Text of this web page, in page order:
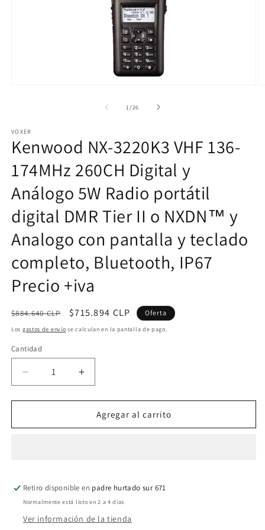
una
ventana
modal
1 /de
26
VOXER
Kenwood NX-3220K3 VHF 136-
174MHz 260CH Digital y
Análogo 5W Radio portátil
digital DMR Tier II o NXDN™ y
Analogo con pantalla y teclado
completo, Bluetooth, IP67
Precio +iva
Precio
habitual
$884.640 CLP
Precio
de
$715.894 CLP Oferta
Los gastos de envío se calculan en la pantalla de pago.
Cantidad
Cantidad
Reducir
cantidad
para
NX-
260CH
Digital
y
Análogo
Aumentar
cantidad
para
Kenwood
NX-
260CH
Digital
Análogo
Agregar al carrito
Retiro disponible en padre hurtado sur 671
Normalmente está listo en 2 a 4 días
Ver información de la tienda